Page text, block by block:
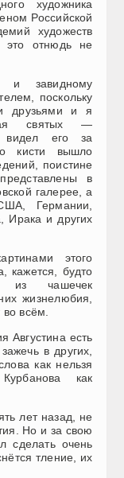
художника
Российской
художеств
это отнюдь не
и завидному
поскольку
друзьями и я
святых —
видел его за
кисти вышло
поистине
в
галерее, а
Германии,
Ирака и других
этого
кажется, будто
из чашечек
жизнелюбия,
всём.
Августина есть
в других,
как нельзя
как
лет назад, не
Но и за свою
сделать очень
тление, их